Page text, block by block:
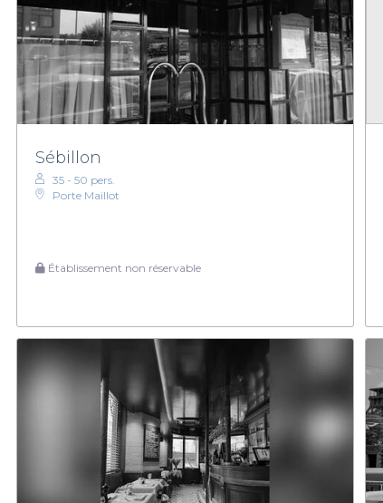
Sébillon
35 - 50 pers.
Porte Maillot
Établissement non réservable